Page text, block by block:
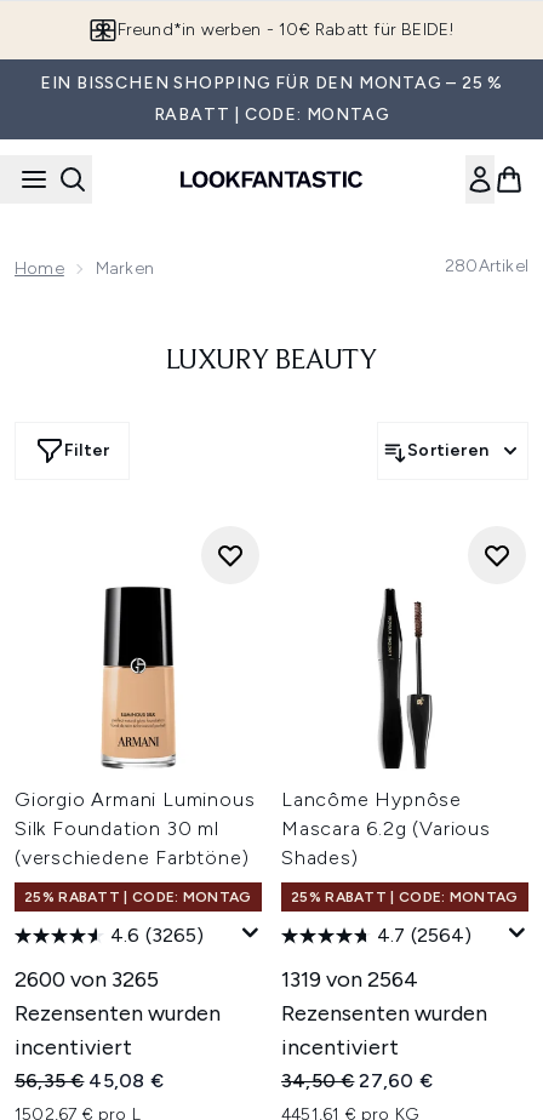
Freund*in werben - 10€ Rabatt für BEIDE!
EIN BISSCHEN SHOPPING FÜR DEN MONTAG – 25 %
RABATT | CODE: MONTAG
Home Marken 280Artikel
LUXURY BEAUTY
Filter Sortieren
Giorgio Armani Luminous
Silk Foundation 30 ml
(verschiedene Farbtöne)
25% RABATT | CODE: MONTAG
4.6 (3265)
2600 von 3265
Rezensenten wurden
incentiviert
Unverbindliche Preisempfehlung:
56,35 € Aktueller Preis:
45,08 €
1502,67 € pro L
Lancôme Hypnôse
Mascara 6.2g (Various
Shades)
25% RABATT | CODE: MONTAG
4.7 (2564)
1319 von 2564
Rezensenten wurden
incentiviert
Unverbindliche
34,50 €Aktueller Preis:
27,60 €
4451,61 € pro KG